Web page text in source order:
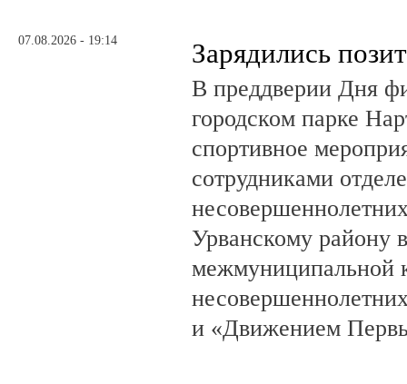
07.08.2026 - 19:14 Зарядились
В преддверии Дня
городском парке
спортивное
сотрудниками
Урванскому району
межмуниципальной
и «Движением